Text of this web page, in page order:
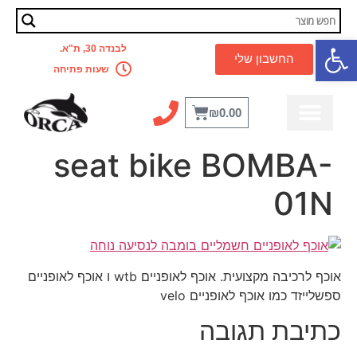
פתח סרגל נגישותהחשבון שלי
לבנדה 30, ת"א.
שעות פתיחה
₪0.00
seat bike BOMBA-
01N
אוכף לרכיבה מקצועית. אוכף לאופניים wtb ו אוכף לאופניים
ספשלייזד כמו אוכף לאופניים velo
כתיבת תגובה